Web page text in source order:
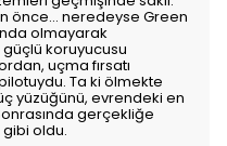
önce... neredeyse Green
olmayarak
koruyucusu
uçma fırsatı
Ta ki ölmekte
yüzüğünü, evrendeki en
gerçekliğe
oldu.